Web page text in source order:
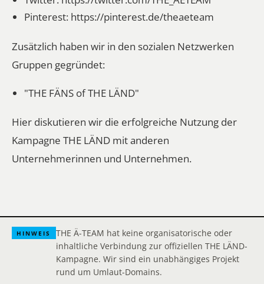
Pinterest: https://pinterest.de/theaeteam
Zusätzlich haben wir in den sozialen Netzwerken
Gruppen gegründet:
"THE FÄNS of THE LÄND"
Hier diskutieren wir die erfolgreiche Nutzung der
Kampagne THE LÄND mit anderen
Unternehmerinnen und Unternehmen.
HINWEIS
THE Ä-TEAM hat keine organisatorische oder
inhaltliche Verbindung zur offiziellen THE LÄND-
Kampagne. Wir sind ein unabhängiges Projekt
rund um Umlaut-Domains.